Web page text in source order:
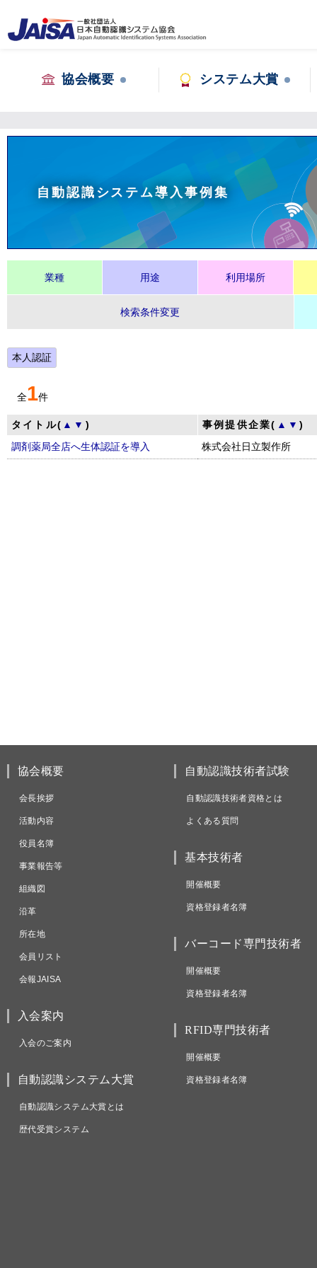
協会概要 システム大賞
自動認識システム導入事例集
業種 用途 利用場所
検索条件変更
本人認証
全1件
タイトル( ▲ ▼ ) 事例提供企業( ▲ ▼)
調剤薬局全店へ生体認証を導入
株式会社日立製作所
協会概要
会長挨拶
活動内容
役員名簿
事業報告等
組織図
沿革
所在地
会員リスト
会報JAISA
入会案内
入会のご案内
自動認識システム大賞
自動認識システム大賞とは
歴代受賞システム
自動認識技術者試験
自動認識技術者資格とは
よくある質問
基本技術者
開催概要
資格登録者名簿
バーコード専門技術者
開催概要
資格登録者名簿
RFID専門技術者
開催概要
資格登録者名簿